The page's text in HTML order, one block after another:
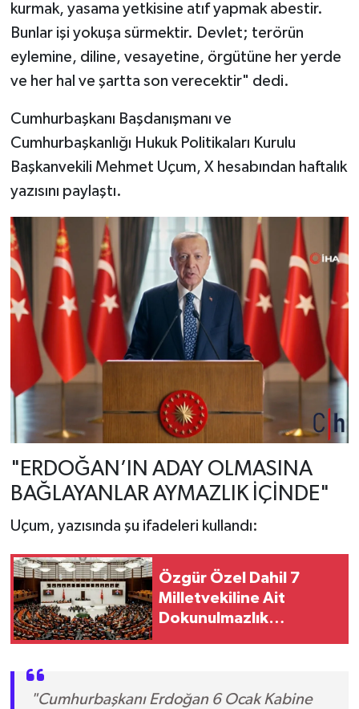
kurmak, yasama yetkisine atıf yapmak abestir.
Bunlar işi yokuşa sürmektir. Devlet; terörün
eylemine, diline, vesayetine, örgütüne her yerde
ve her hal ve şartta son verecektir" dedi.
Cumhurbaşkanı Başdanışmanı ve
Cumhurbaşkanlığı Hukuk Politikaları Kurulu
Başkanvekili Mehmet Uçum, X hesabından haftalık
yazısını paylaştı.
"ERDOĞAN’IN ADAY OLMASINA
BAĞLAYANLAR AYMAZLIK İÇİNDE"
Uçum, yazısında şu ifadeleri kullandı:
Özgür Özel Dahil 7
Milletvekiline Ait
Dokunulmazlık
"Cumhurbaşkanı Erdoğan 6 Ocak Kabine